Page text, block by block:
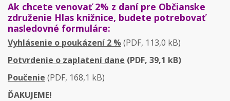
Ak chcete venovať 2% z daní pre Občianske
združenie Hlas knižnice, budete potrebovať
nasledovné formuláre:
Vyhlásenie o poukázení 2 %(PDF, 113,0 kB)
Potvrdenie o zaplatení dane (PDF, 39,1 kB)
Poučenie (PDF, 168,1 kB)
ĎAKUJEME!